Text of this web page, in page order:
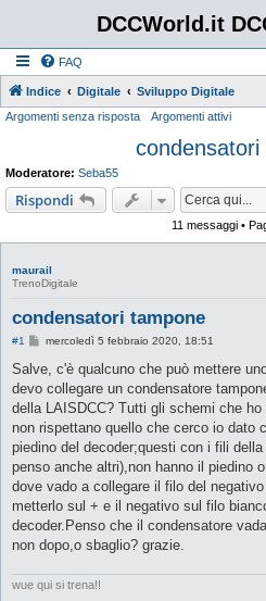
DCCWorld.it
FAQ
Indice Digitale Sviluppo Digitale
Argomenti senza risposta Argomenti attivi
Moderatore: Seba55
Rispondi
11 messaggi •
maurail
TrenoDigitale
condensatori tampone
#1
M
s
a
g
i
o
mercoledì 5 febbraio 2020, 18:51
Salve, c'è qualcuno che può mettere
devo collegare un condensatore
della LAISDCC? Tutti gli schemi che
non rispettano quello che cerco io dato
piedino del decoder;questi con i fili
penso anche altri),non hanno il piedino
dove vado a collegare il filo del
metterlo sul + e il negativo sul filo
decoder.Penso che il condensatore
non dopo,o sbaglio? grazie.
wue qui si trena!!